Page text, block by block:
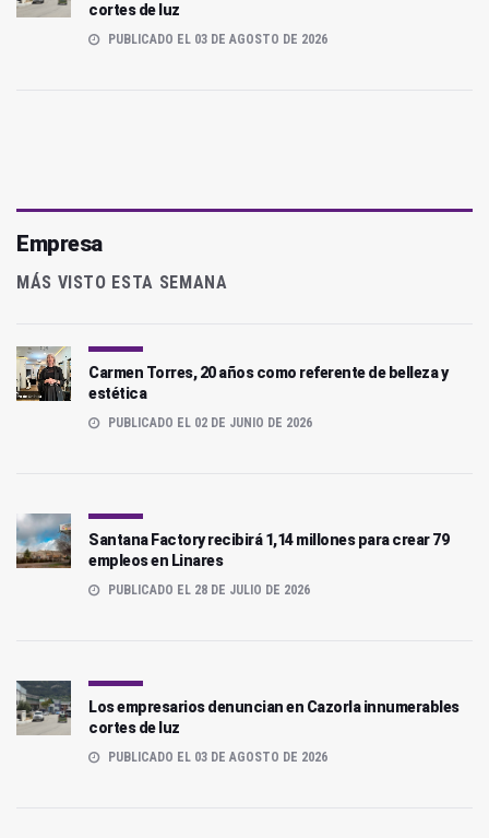
cortes de luz
PUBLICADO EL 03 DE AGOSTO DE 2026
Empresa
MÁS VISTO ESTA SEMANA
Carmen Torres, 20 años como referente de belleza y
estética
PUBLICADO EL 02 DE JUNIO DE 2026
Santana Factory recibirá 1,14 millones para crear 79
empleos en Linares
PUBLICADO EL 28 DE JULIO DE 2026
Los empresarios denuncian en Cazorla innumerables
cortes de luz
PUBLICADO EL 03 DE AGOSTO DE 2026